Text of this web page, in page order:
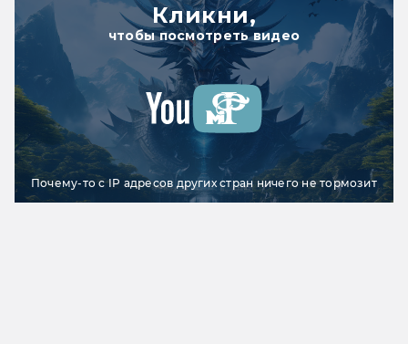
Кликни,
чтобы посмотреть видео
Почему-то с IP адресов других стран ничего не тормозит